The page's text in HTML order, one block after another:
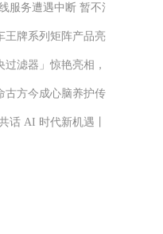
服务遭遇中断 暂不清楚原因
王牌系列矩阵产品亮相广州公
过滤器」惊艳亮相，家庭水质
方今成心脑养护传奇
话 AI 时代新机遇丨GTLC 北